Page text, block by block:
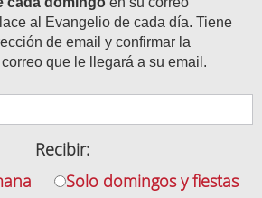
al Evangelio de cada día. Tiene
de email y confirmar la
que le llegará a su email.
Recibir:
Solo domingos y fiestas